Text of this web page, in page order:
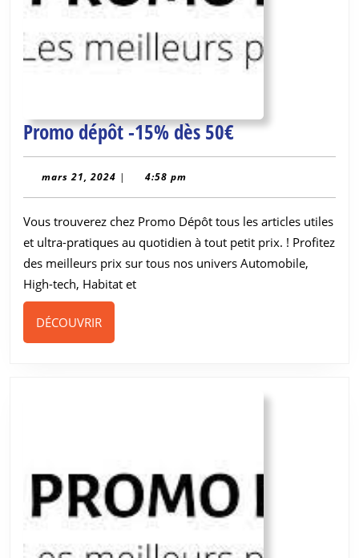
Promo dépôt -15% dès 50€Promo
dépôt
dès
50€
mars 21, 2024 mars
| 4:58 pm
Vous trouverez chez Promo Dépôt tous les articles utiles
et ultra-pratiques au quotidien à tout petit prix. ! Profitez
des meilleurs prix sur tous nos univers Automobile,
High-tech, Habitat et
DÉCOUVRIRDÉCOUVRIR